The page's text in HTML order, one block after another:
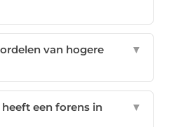
van hogere
▼
een forens in
▼